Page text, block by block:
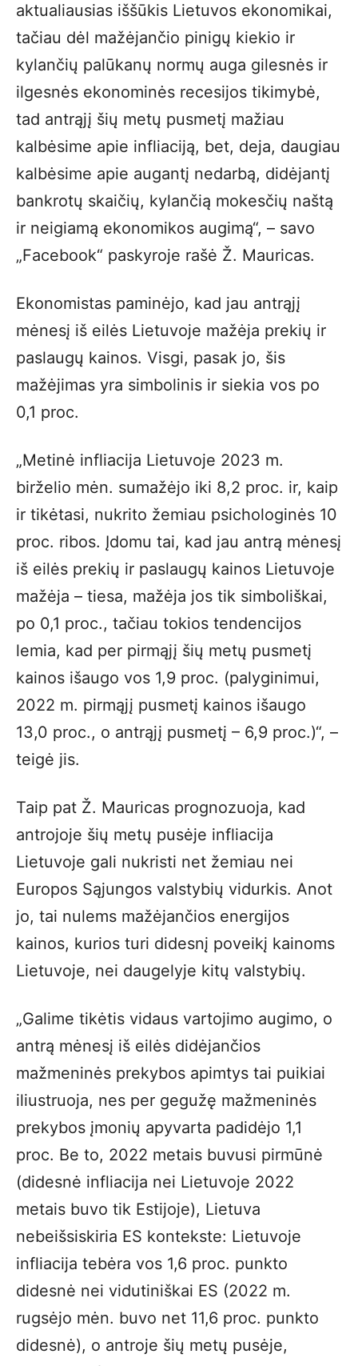
aktualiausias iššūkis Lietuvos ekonomikai,
tačiau dėl mažėjančio pinigų kiekio ir
kylančių palūkanų normų auga gilesnės ir
ilgesnės ekonominės recesijos tikimybė,
tad antrąjį šių metų pusmetį mažiau
kalbėsime apie infliaciją, bet, deja, daugiau
kalbėsime apie augantį nedarbą, didėjantį
bankrotų skaičių, kylančią mokesčių naštą
ir neigiamą ekonomikos augimą“, – savo
„Facebook“ paskyroje rašė Ž. Mauricas.
Ekonomistas paminėjo, kad jau antrąjį
mėnesį iš eilės Lietuvoje mažėja prekių ir
paslaugų kainos. Visgi, pasak jo, šis
mažėjimas yra simbolinis ir siekia vos po
0,1 proc.
„Metinė infliacija Lietuvoje 2023 m.
birželio mėn. sumažėjo iki 8,2 proc. ir, kaip
ir tikėtasi, nukrito žemiau psichologinės 10
proc. ribos. Įdomu tai, kad jau antrą mėnesį
iš eilės prekių ir paslaugų kainos Lietuvoje
mažėja – tiesa, mažėja jos tik simboliškai,
po 0,1 proc., tačiau tokios tendencijos
lemia, kad per pirmąjį šių metų pusmetį
kainos išaugo vos 1,9 proc. (palyginimui,
2022 m. pirmąjį pusmetį kainos išaugo
13,0 proc., o antrąjį pusmetį – 6,9 proc.)“, –
teigė jis.
Taip pat Ž. Mauricas prognozuoja, kad
antrojoje šių metų pusėje infliacija
Lietuvoje gali nukristi net žemiau nei
Europos Sąjungos valstybių vidurkis. Anot
jo, tai nulems mažėjančios energijos
kainos, kurios turi didesnį poveikį kainoms
Lietuvoje, nei daugelyje kitų valstybių.
„Galime tikėtis vidaus vartojimo augimo, o
antrą mėnesį iš eilės didėjančios
mažmeninės prekybos apimtys tai puikiai
iliustruoja, nes per gegužę mažmeninės
prekybos įmonių apyvarta padidėjo 1,1
proc. Be to, 2022 metais buvusi pirmūnė
(didesnė infliacija nei Lietuvoje 2022
metais buvo tik Estijoje), Lietuva
nebeišsiskiria ES kontekste: Lietuvoje
infliacija tebėra vos 1,6 proc. punkto
didesnė nei vidutiniškai ES (2022 m.
rugsėjo mėn. buvo net 11,6 proc. punkto
didesnė), o antroje šių metų pusėje,